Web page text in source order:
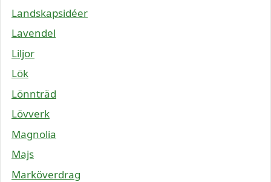
Landskapsidéer
Lavendel
Liljor
Lök
Lönnträd
Lövverk
Magnolia
Majs
Marköverdrag